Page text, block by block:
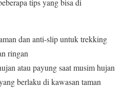
tips yang bisa di
dan anti-slip untuk trekking
ringan
atau payung saat musim hujan
berlaku di kawasan taman